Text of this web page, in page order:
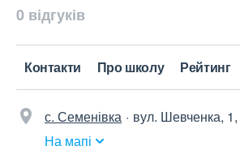
0 відгуків
Контакти Про школу Рейтинг
с. Семенівка
вул. Шевченка,
На мапі